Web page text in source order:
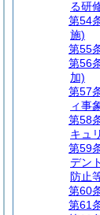
る研
第54
施)
第55
第56
加)
第57
ィ事
第58
キュ
第59
デン
防止
第60
第61